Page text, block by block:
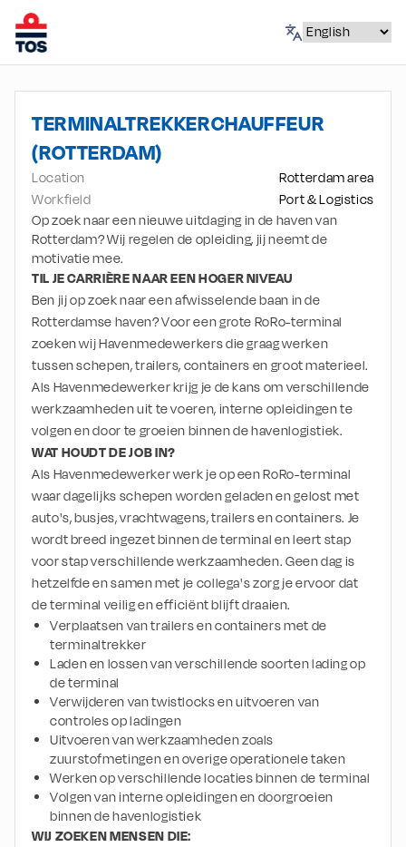
TERMINALTREKKERCHAUFFEUR
(ROTTERDAM)
Location
Rotterdam area
Workfield
Port & Logistics
Op zoek naar een nieuwe uitdaging in de haven van
Rotterdam? Wij regelen de opleiding, jij neemt de
motivatie mee.
TIL JE CARRIÈRE NAAR EEN HOGER NIVEAU
Ben jij op zoek naar een afwisselende baan in de
Rotterdamse haven? Voor een grote RoRo-terminal
zoeken wij Havenmedewerkers die graag werken
tussen schepen, trailers, containers en groot materieel.
Als Havenmedewerker krijg je de kans om verschillende
werkzaamheden uit te voeren, interne opleidingen te
volgen en door te groeien binnen de havenlogistiek.
WAT HOUDT DE JOB IN?
Als Havenmedewerker werk je op een RoRo-terminal
waar dagelijks schepen worden geladen en gelost met
auto's, busjes, vrachtwagens, trailers en containers. Je
wordt breed ingezet binnen de terminal en leert stap
voor stap verschillende werkzaamheden. Geen dag is
hetzelfde en samen met je collega's zorg je ervoor dat
de terminal veilig en efficiënt blijft draaien.
Verplaatsen van trailers en containers met de
terminaltrekker
Laden en lossen van verschillende soorten lading op
de terminal
Verwijderen van twistlocks en uitvoeren van
controles op ladingen
Uitvoeren van werkzaamheden zoals
zuurstofmetingen en overige operationele taken
Werken op verschillende locaties binnen de terminal
Volgen van interne opleidingen en doorgroeien
binnen de havenlogistiek
WIJ ZOEKEN MENSEN DIE: